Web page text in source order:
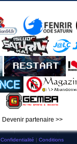
Devenir partenaire >>
Confidentialité | Conditions